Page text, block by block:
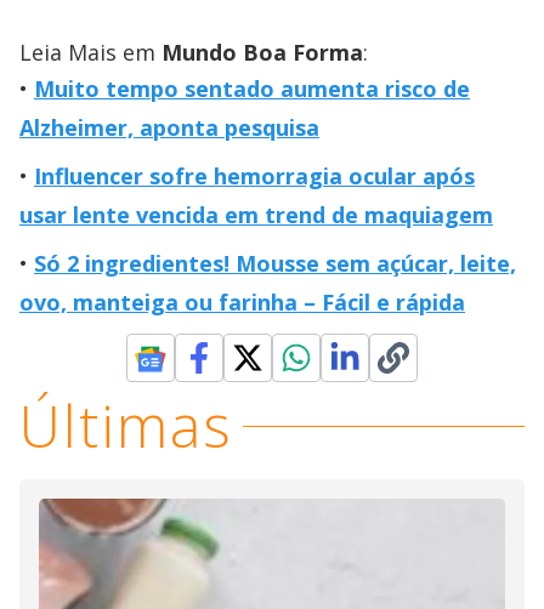
Leia Mais em Mundo Boa Forma:
Muito tempo sentado aumenta risco de
Alzheimer, aponta pesquisa
Influencer sofre hemorragia ocular após
usar lente vencida em trend de maquiagem
Só 2 ingredientes! Mousse sem açúcar, leite,
ovo, manteiga ou farinha – Fácil e rápida
Últimas